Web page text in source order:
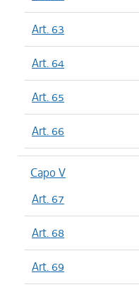
Art. 63
Art. 64
Art. 65
Art. 66
Capo V
Art. 67
Art. 68
Art. 69